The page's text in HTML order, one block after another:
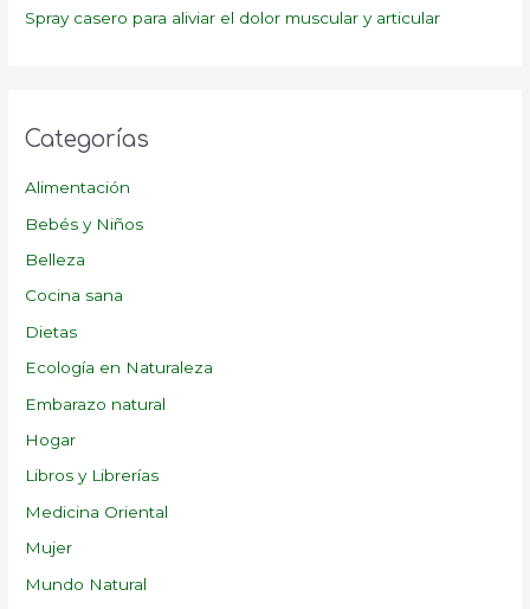
Spray casero para aliviar el dolor muscular y articular
Categorías
Alimentación
Bebés y Niños
Belleza
Cocina sana
Dietas
Ecología en Naturaleza
Embarazo natural
Hogar
Libros y Librerías
Medicina Oriental
Mujer
Mundo Natural